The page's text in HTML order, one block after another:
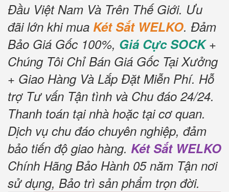
Đầu Việt Nam Và Trên Thế Giới. Ưu
đãi lớn khi mua Két Sắt WELKO. Đảm
Bảo Giá Gốc 100%, Giá Cực SOCK+
Chúng Tôi Chỉ Bán Giá Gốc Tại Xưởng
+ Giao Hàng Và Lắp Đặt Miễn Phí. Hỗ
trợ Tư vấn Tận tình và Chu đáo 24/24.
Thanh toán tại nhà hoặc tại cơ quan.
Dịch vụ chu đáo chuyên nghiệp, đảm
bảo tiến độ giao hàng. Két Sắt WELKO
Chính Hãng Bảo Hành 05 năm Tận nơi
sử dụng, Bảo trì sản phẩm trọn đời.